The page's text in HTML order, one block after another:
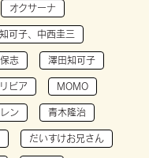
オクサーナ
可子、中西圭三
志 澤田知可子
ビア MOMO
ン 青木隆治
だいすけお兄さん